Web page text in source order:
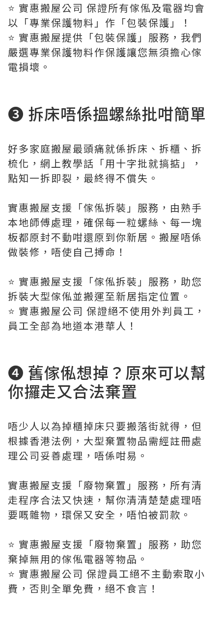
⭐️ 實惠搬屋公司 保證所有傢俬及電器均會
以「專業保護物料」作「包裝保護」！
⭐️ 實惠搬屋提供「包裝保護」服務，我們
嚴選專業保護物料作保護讓您無須擔心傢
電損壞。
❸ 拆床唔係搵螺絲批咁簡單
好多家庭搬屋最頭痛就係拆床、拆櫃、拆
梳化，網上教學話「用十字批就搞掂」，
點知一拆即裂，最終得不償失。
實惠搬屋支援「傢俬拆裝」服務，由熟手
本地師傅處理，確保每一粒螺絲、每一塊
板都原封不動咁還原到你新居。搬屋唔係
做裝修，唔使自己搏命！
⭐️ 實惠搬屋支援「傢俬拆裝」服務，助您
拆裝大型傢俬並搬運至新居指定位置。
⭐️ 實惠搬屋公司 保證絕不使用外判員工，
員工全部為地道本港華人！
❹ 舊傢俬想掉？原來可以幫
你攞走又合法棄置
唔少人以為掉櫃掉床只要搬落街就得，但
根據香港法例，大型棄置物品需經註冊處
理公司妥善處理，唔係咁易。
實惠搬屋支援「廢物棄置」服務，所有清
走程序合法又快速，幫你清清楚楚處理唔
要嘅雜物，環保又安全，唔怕被罰款。
⭐️ 實惠搬屋支援「廢物棄置」服務，助您
棄掉無用的傢俬電器等物品。
⭐️ 實惠搬屋公司 保證員工絕不主動索取小
費，否則全單免費，絕不食言！